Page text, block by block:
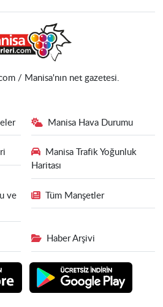
/ Manisa'nın net gazetesi.
Manisa Hava Durumu
Manisa Trafik Yoğunluk
Haritası
ve
Tüm Manşetler
Haber Arşivi